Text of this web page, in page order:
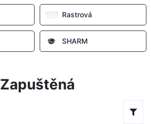
Rastrová
SHARM
Zapuštěná